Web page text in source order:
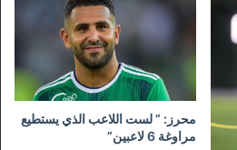
محرز: ” لست اللاعب الذي يستطيع
مراوغة 6 لاعبين”